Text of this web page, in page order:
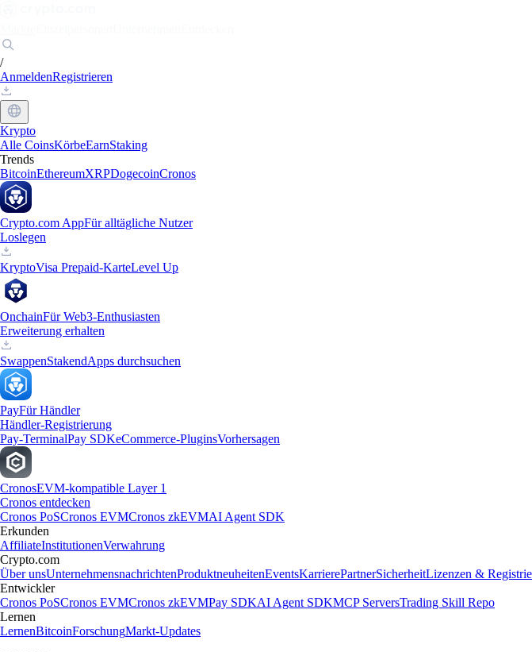
/
AnmeldenRegistrieren
Krypto
Alle CoinsKörbeEarnStaking
Trends
BitcoinEthereumXRPDogecoinCronos
Crypto.com AppFür alltägliche Nutzer
Loslegen
KryptoVisa Prepaid-KarteLevel Up
OnchainFür Web3-Enthusiasten
Erweiterung erhalten
SwappenStakendApps durchsuchen
PayFür Händler
Händler-Registrierung
Pay-TerminalPay SDKeCommerce-PluginsVorhersagen
CronosEVM-kompatible Layer 1
Cronos entdecken
Cronos PoSCronos EVMCronos zkEVMAI Agent SDK
Erkunden
AffiliateInstitutionenVerwahrung
Crypto.com
Über unsUnternehmensnachrichtenProduktneuheitenEventsKarrierePartnerSicherheitLizenzen &
Entwickler
Cronos PoSCronos EVMCronos zkEVMPay SDKAI Agent SDKMCP ServersTrading Skill Repo
Lernen
LernenBitcoinForschungMarkt-Updates